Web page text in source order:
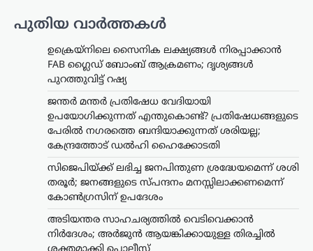
പുതിയ വാർത്തകൾ
ഉക്രെയ്നിലെ സൈനിക ലക്ഷ്യങ്ങൾ നിരപ്പാക്കാൻ
FAB ഗ്ലൈഡ് ബോംബ് ആക്രമണം; ദൃശ്യങ്ങൾ
പുറത്തുവിട്ട് റഷ്യ
ജന്തർ മന്തർ പ്രതിഷേധ വേദിയായി
ഉപയോഗിക്കുന്നത് എന്തുകൊണ്ട്? പ്രതിഷേധങ്ങളുടെ
പേരിൽ നഗരത്തെ ബന്ദിയാക്കുന്നത് ശരിയല്ല;
കേന്ദ്രത്തോട് ഡൽഹി ഹൈക്കോടതി
സിജെപിയ്ക്ക് ലഭിച്ച ജനപിന്തുണ ശ്രദ്ധേയമെന്ന് ശശി
തരൂർ; ജനങ്ങളുടെ സ്പന്ദനം മനസ്സിലാക്കണമെന്ന്
കോൺഗ്രസിന് ഉപദേശം
അടിയന്തര സാഹചര്യത്തിൽ വെടിവെക്കാൻ
നിർദേശം; അർജുൻ ആയങ്കിക്കായുള്ള തിരച്ചിൽ
ട്രെൻഡിംഗ്,ദേശീയം,രാഷ്ട്രീയം